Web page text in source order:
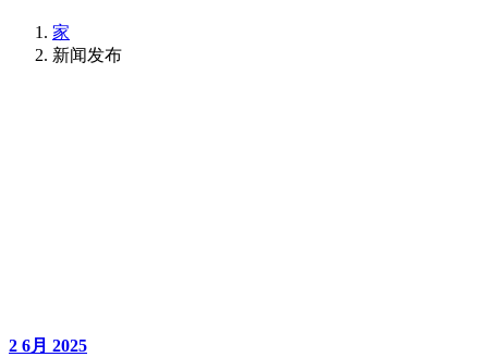
家
新闻发布
2 6月 2025